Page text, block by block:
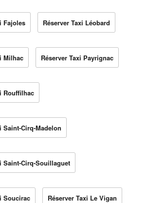
Fajoles Réserver Taxi Léobard
Milhac Réserver Taxi Payrignac
Rouffilhac
Saint-Cirq-Madelon
Saint-Cirq-Souillaguet
Soucirac Réserver Taxi Le Vigan